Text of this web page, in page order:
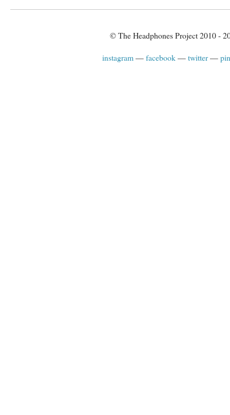
© The Headphones Project 2010 -
instagram facebook twitter